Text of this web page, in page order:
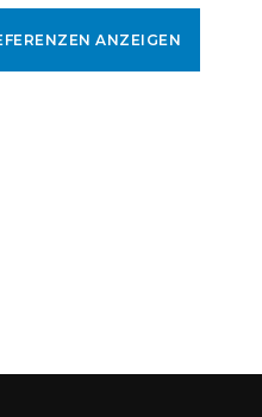
ANZEIGEN